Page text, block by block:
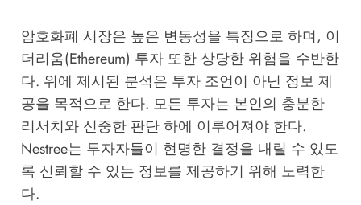
암호화폐 시장은 높은 변동성을 특징으로 하며, 이
더리움(Ethereum) 투자 또한 상당한 위험을 수반한
다. 위에 제시된 분석은 투자 조언이 아닌 정보 제
공을 목적으로 한다. 모든 투자는 본인의 충분한
리서치와 신중한 판단 하에 이루어져야 한다.
Nestree는 투자자들이 현명한 결정을 내릴 수 있도
록 신뢰할 수 있는 정보를 제공하기 위해 노력한
다.